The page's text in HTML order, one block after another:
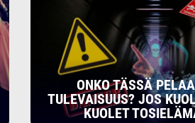
ONKO TÄSSÄ
TULEVAISUUS? JOS
KUOLET